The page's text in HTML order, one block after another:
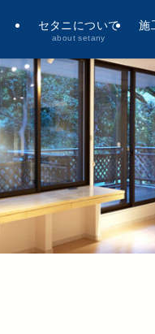
セタニについて
about setany
施